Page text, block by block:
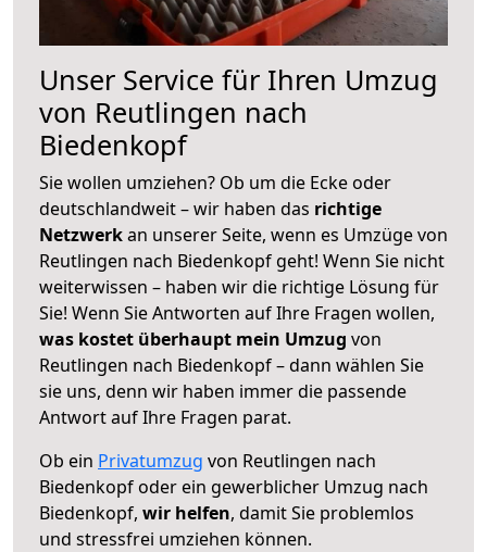
Unser Service für Ihren Umzug
von Reutlingen nach
Biedenkopf
Sie wollen umziehen? Ob um die Ecke oder
deutschlandweit – wir haben das richtige
Netzwerkan unserer Seite, wenn es Umzüge von
Reutlingen nach Biedenkopf geht! Wenn Sie nicht
weiterwissen – haben wir die richtige Lösung für
Sie! Wenn Sie Antworten auf Ihre Fragen wollen,
was kostet überhaupt mein Umzug von
Reutlingen nach Biedenkopf – dann wählen Sie
sie uns, denn wir haben immer die passende
Antwort auf Ihre Fragen parat.
Ob ein Privatumzug von Reutlingen nach
Biedenkopf oder ein gewerblicher Umzug nach
Biedenkopf, wir helfen, damit Sie problemlos
und stressfrei umziehen können.